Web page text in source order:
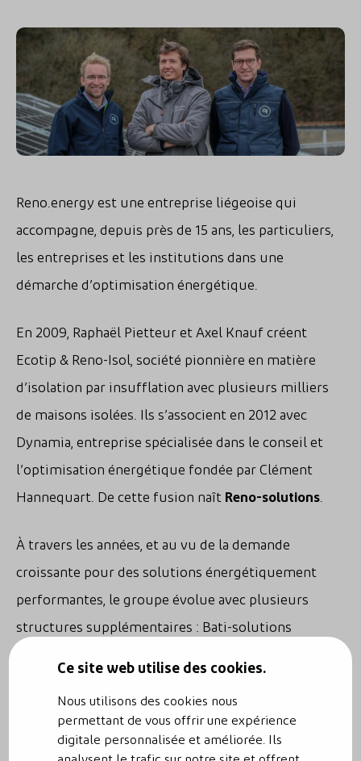
Ce site web utilise des cookies.
Nous utilisons des cookies nous
permettant de vous offrir une expérience
digitale personnalisée et améliorée. Ils
Reno.energy est une entreprise liégeoise qui
accompagne, depuis près de 15 ans, les particuliers,
les entreprises et les institutions dans une
démarche d’optimisation énergétique.
En 2009, Raphaël Pietteur et Axel Knauf créent
Ecotip & Reno-Isol, société pionnière en matière
d’isolation par insufflation avec plusieurs milliers
de maisons isolées. Ils s’associent en 2012 avec
Dynamia, entreprise spécialisée dans le conseil et
l’optimisation énergétique fondée par Clément
Hannequart. De cette fusion naît Reno-solutions
À travers les années, et au vu de la demande
croissante pour des solutions énergétiquement
performantes, le groupe évolue avec plusieurs
structures supplémentaires : Bati-solutions
Dour), Reno-Toit (toitures & façades), Reno-Thermo
(HVAC) et Reno E-Mobility (bornes de recharge).